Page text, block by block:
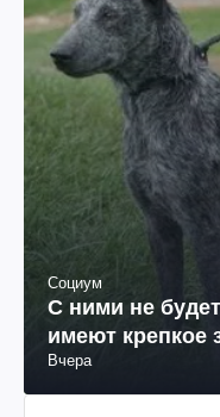
женщин в
вблизи
(фото)
15 часов назад